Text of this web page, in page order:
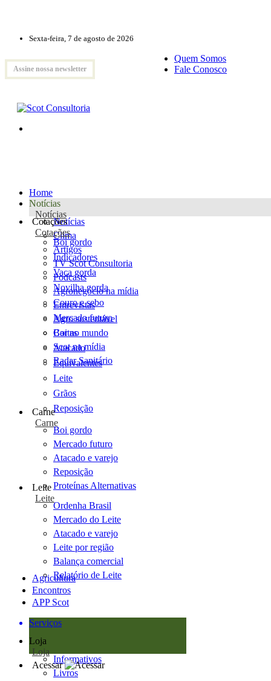
Sexta-feira, 7 de agosto de 2026
Assine nossa newsletter
Quem Somos
Fale Conosco
Home
Notícias
Notícias
Notícias
Clima
Artigos
TV Scot Consultoria
Podcasts
Agronegócio na mídia
Entrevistas
Agro sustentável
Cartas
Scot na mídia
Radar Sanitário
Cotações
Cotações
Boi gordo
Indicadores
Vaca gorda
Novilha gorda
Couro e sebo
Mercado futuro
Boi no mundo
Atacado
Equivalentes
Leite
Grãos
Reposição
Carne
Carne
Boi gordo
Mercado futuro
Atacado e varejo
Reposição
Proteínas Alternativas
Leite
Leite
Ordenha Brasil
Mercado do Leite
Atacado e varejo
Leite por região
Balança comercial
Relatório de Leite
Agricultura
Encontros
APP Scot
Serviços
Loja
Loja
Informativos
Livros
Acessar